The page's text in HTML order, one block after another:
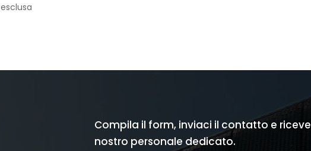
esclusa
Compila il form, inviaci il contatto e
nostro personale dedicato.